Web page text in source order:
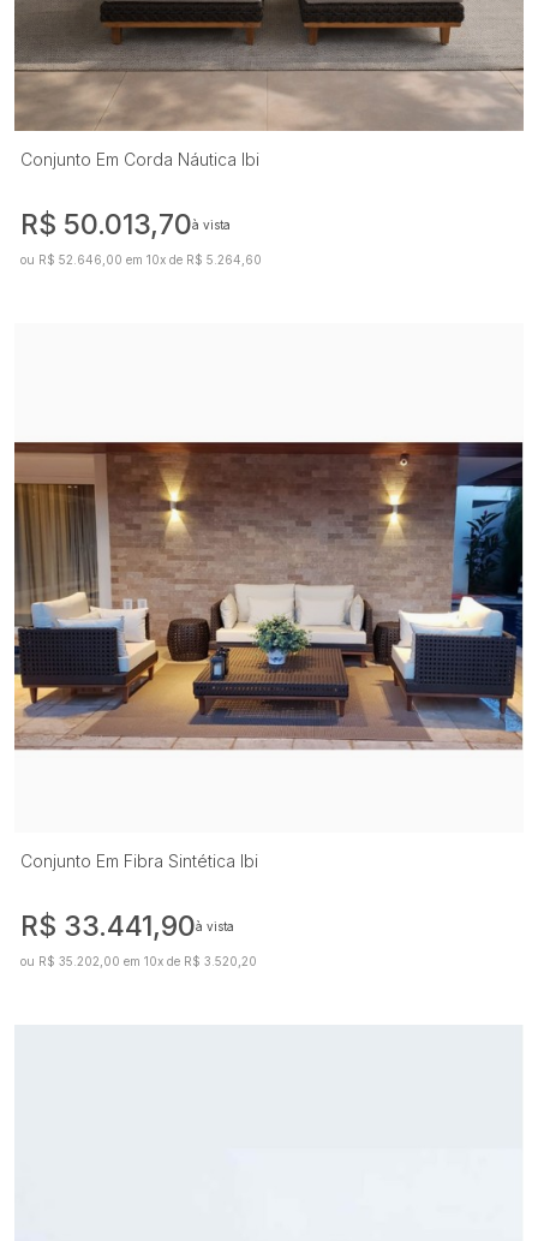
Conjunto Em Corda Náutica Ibi
R$ 50.013,70à vista
ou R$ 52.646,00 em 10x de R$ 5.264,60
Conjunto Em Fibra Sintética Ibi
R$ 33.441,90à vista
ou R$ 35.202,00 em 10x de R$ 3.520,20